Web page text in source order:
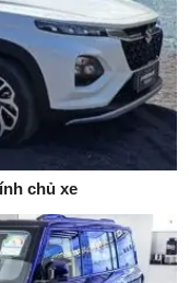
chủ xe